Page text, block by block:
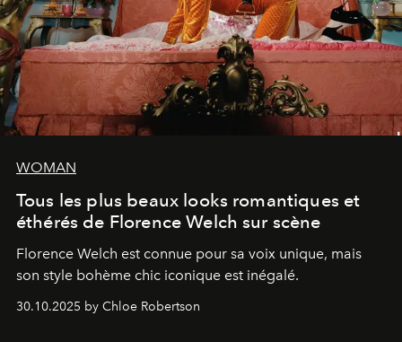
WOMAN
Tous les plus beaux looks romantiques et
éthérés de Florence Welch sur scène
Florence Welch est connue pour sa voix unique, mais
son style bohème chic iconique est inégalé.
30.10.2025 by Chloe Robertson